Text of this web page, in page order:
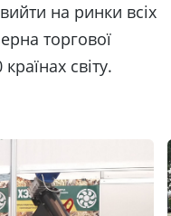
на ринки всіх
торгової
світу.